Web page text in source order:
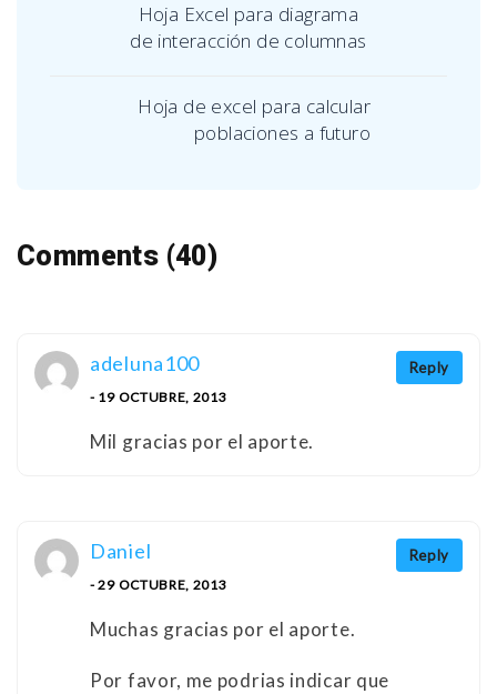
Hoja Excel para diagrama
de interacción de columnas
Hoja de excel para calcular
poblaciones a futuro
Comments (40)
Reply
adeluna100
- 19 OCTUBRE, 2013
Mil gracias por el aporte.
Reply
Daniel
- 29 OCTUBRE, 2013
Muchas gracias por el aporte.
Por favor, me podrias indicar que